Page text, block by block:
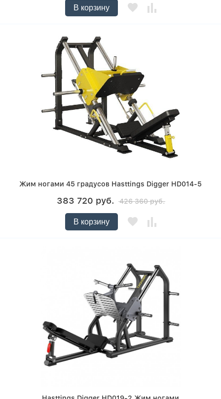
В корзину
Жим ногами 45 градусов Hasttings Digger HD014-5
383 720 руб. 426 360 руб.
В корзину